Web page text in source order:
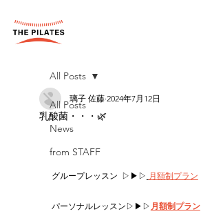
All Posts
News
from STAFF
All Posts
乳酸菌・・・🌿‬
璃子 佐藤 2024年7月12日
グループレッスン  ▷▶▷ 月額制プラン
パーソナルレッスン▷▶▷ 月額制プラン